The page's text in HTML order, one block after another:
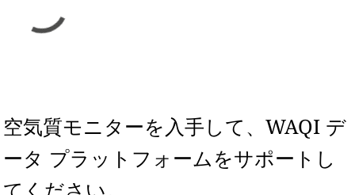
空気質モニターを入手して、WAQI デ
ータ プラットフォームをサポートし
てください。